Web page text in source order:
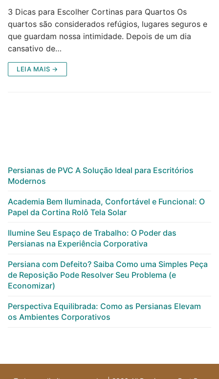
3 Dicas para Escolher Cortinas para Quartos Os
quartos são considerados refúgios, lugares seguros e
que guardam nossa intimidade. Depois de um dia
cansativo de…
LEIA MAIS →
Persianas de PVC A Solução Ideal para Escritórios
Modernos
Academia Bem Iluminada, Confortável e Funcional: O
Papel da Cortina Rolô Tela Solar
Ilumine Seu Espaço de Trabalho: O Poder das
Persianas na Experiência Corporativa
Persiana com Defeito? Saiba Como uma Simples Peça
de Reposição Pode Resolver Seu Problema (e
Economizar)
Perspectiva Equilibrada: Como as Persianas Elevam
os Ambientes Corporativos